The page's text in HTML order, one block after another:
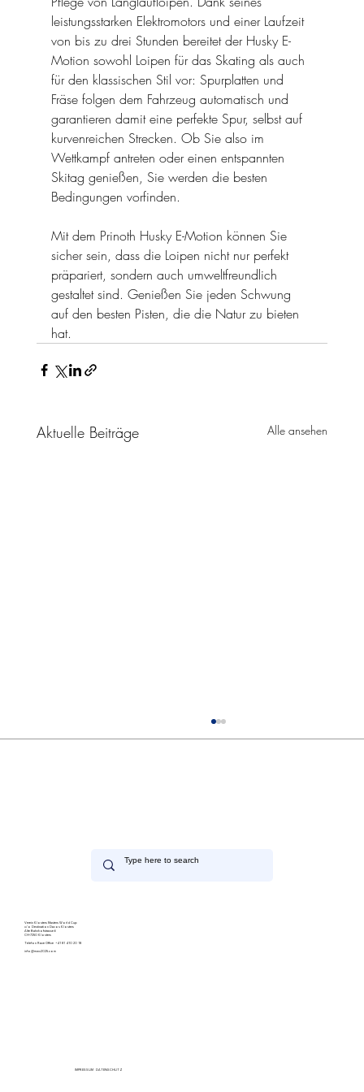
leistungsstarken Elektromotors und einer Laufzeit
von bis zu drei Stunden bereitet der Husky E-
Motion sowohl Loipen für das Skating als auch
für den klassischen Stil vor: Spurplatten und
Fräse folgen dem Fahrzeug automatisch und
garantieren damit eine perfekte Spur, selbst auf
kurvenreichen Strecken. Ob Sie also im
Wettkampf antreten oder einen entspannten
Skitag genießen, Sie werden die besten
Bedingungen vorfinden.
Mit dem Prinoth Husky E-Motion können Sie
sicher sein, dass die Loipen nicht nur perfekt
präpariert, sondern auch umweltfreundlich
gestaltet sind. Genießen Sie jeden Schwung
auf den besten Pisten, die die Natur zu bieten
hat.
Aktuelle Beiträge Alle ansehen
Verein Klosters Masters World Cup
c/o Destination Davos Klosters
Alte Bahnhofstrasse 6
CH-7250 Klosters
Telefon Race Office +41 81 410 20 18
info@mwc2025.com
IMPRESSUM DATENSCHUTZ